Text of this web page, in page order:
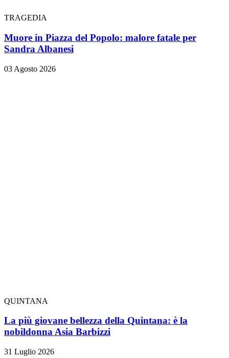
TRAGEDIA
Muore in Piazza del Popolo: malore fatale per
Sandra Albanesi
03 Agosto 2026
QUINTANA
La più giovane bellezza della Quintana: è la
nobildonna Asia Barbizzi
31 Luglio 2026